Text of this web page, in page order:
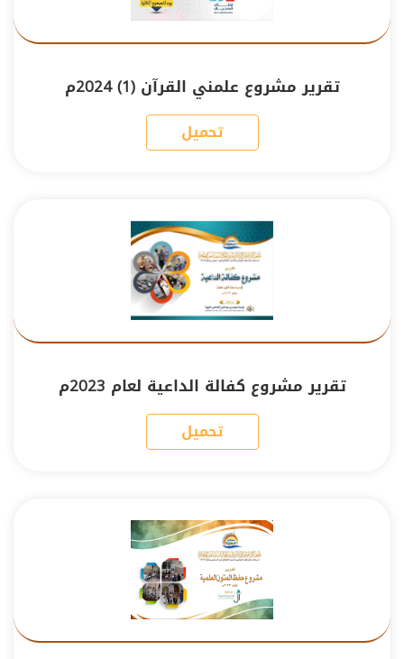
تقرير مشروع علمني القرآن (1) 2024م
تحميل
تقرير مشروع كفالة الداعية لعام 2023م
تحميل